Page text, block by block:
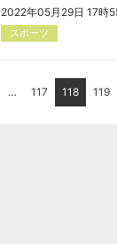
2022年05月29日 17時
スポーツ
… 117 118 119